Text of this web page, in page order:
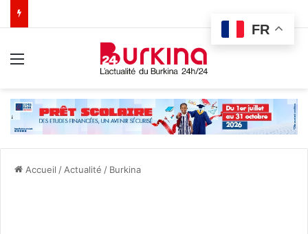
Accueil / Actualité / Burkina
FR